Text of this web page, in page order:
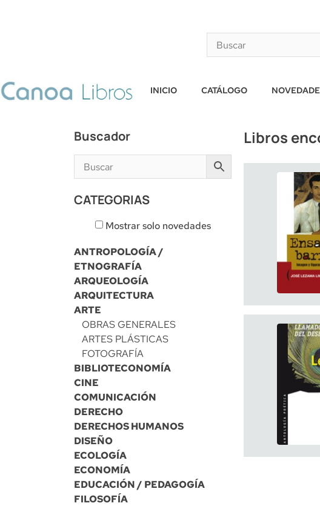
INICIO CATÁLOGO
Buscador
CATEGORIAS
Mostrar solo novedades
ANTROPOLOGÍA /
ETNOGRAFÍA
ARQUEOLOGÍA
ARQUITECTURA
ARTE
OBRAS GENERALES
ARTES PLÁSTICAS
FOTOGRAFÍA
BIBLIOTECONOMÍA
CINE
COMUNICACIÓN
DERECHO
DERECHOS HUMANOS
DISEÑO
ECOLOGÍA
ECONOMÍA
EDUCACIÓN / PEDAGOGÍA
FILOSOFÍA
Libros